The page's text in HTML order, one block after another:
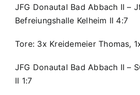
JFG Donautal Bad Abbach II –
Befreiungshalle Kelheim II 4:7
Tore: 3x Kreidemeier Thomas,
JFG Donautal Bad Abbach II –
II 1:7